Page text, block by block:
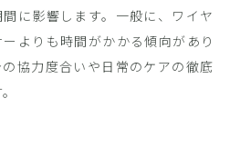
に影響します。一般に、ワイヤ
よりも時間がかかる傾向があり
協力度合いや日常のケアの徹底